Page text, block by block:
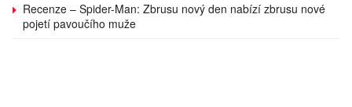
Recenze – Spider-Man: Zbrusu nový den nabízí zbrusu nové
pojetí pavoučího muže